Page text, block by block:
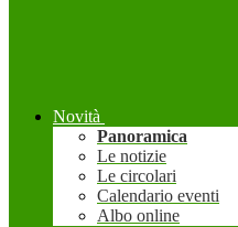
Novità
Panoramica
Le notizie
Le circolari
Calendario eventi
Albo online